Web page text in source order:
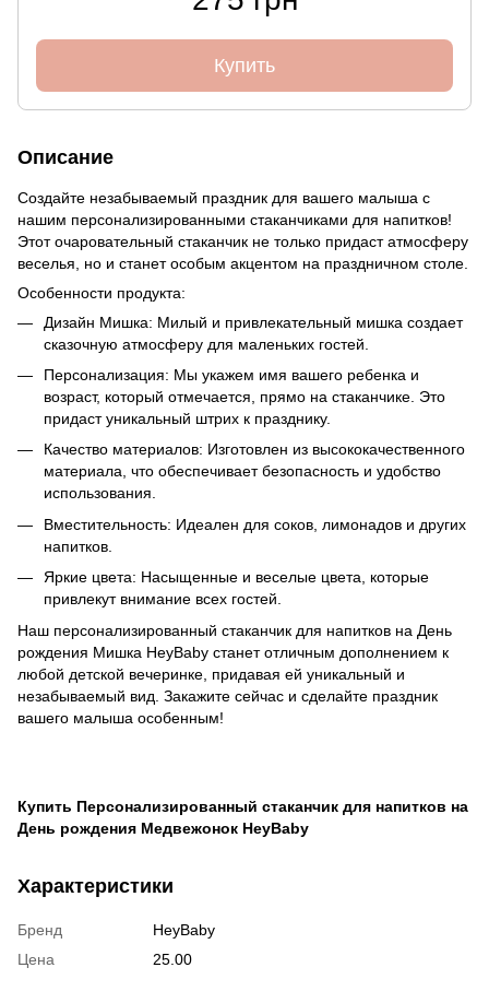
Купить
Описание
Создайте незабываемый праздник для вашего малыша с
нашим персонализированными стаканчиками для напитков!
Этот очаровательный стаканчик не только придаст атмосферу
веселья, но и станет особым акцентом на праздничном столе.
Особенности продукта:
Дизайн Мишка: Милый и привлекательный мишка создает
сказочную атмосферу для маленьких гостей.
Персонализация: Мы укажем имя вашего ребенка и
возраст, который отмечается, прямо на стаканчике. Это
придаст уникальный штрих к празднику.
Качество материалов: Изготовлен из высококачественного
материала, что обеспечивает безопасность и удобство
использования.
Вместительность: Идеален для соков, лимонадов и других
напитков.
Яркие цвета: Насыщенные и веселые цвета, которые
привлекут внимание всех гостей.
Наш персонализированный стаканчик для напитков на День
рождения Мишка HeyBaby станет отличным дополнением к
любой детской вечеринке, придавая ей уникальный и
незабываемый вид. Закажите сейчас и сделайте праздник
вашего малыша особенным!
Купить Персонализированный стаканчик для напитков на
День рождения Медвежонок HeyBaby
Характеристики
Бренд
HeyBaby
Цена
25.00